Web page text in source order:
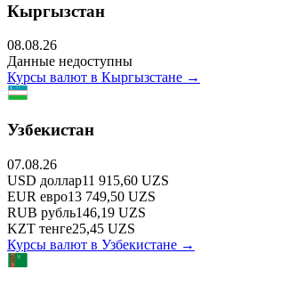
Кыргызстан
08.08.26
Данные недоступны
Курсы валют в Кыргызстане →
Узбекистан
07.08.26
USD доллар11 915,60 UZS
EUR евро13 749,50 UZS
RUB рубль146,19 UZS
KZT тенге25,45 UZS
Курсы валют в Узбекистане →